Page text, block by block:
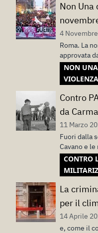
Non Una
4
Roma. La
approvata
NON
Contro
da
11 Marzo
Fuori dalla
Cavano e
CONTRO
La
per il
14 Aprile
e, come il